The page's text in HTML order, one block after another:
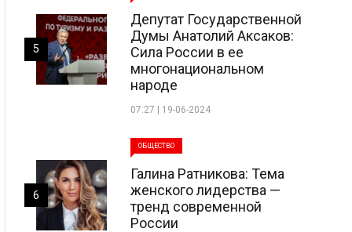
Депутат Государственной
Думы Анатолий Аксаков:
Сила России в ее
многонациональном
народе
07:27 | 19-06-2024
5
ОБЩЕСТВО
Галина Ратникова: Тема
женского лидерства —
тренд современной
России
6